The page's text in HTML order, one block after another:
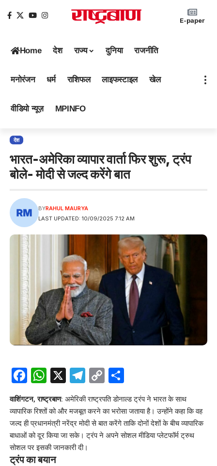
E-paper
Home देश राज्य दुनिया राजनीति
मनोरंजन धर्म राशिफल लाइफस्टाइल खेल
वीडियो न्यूज़ MPINFO
देश
भारत-अमेरिका व्यापार वार्ता फिर शुरू, ट्रंप
बोले- मोदी से जल्द करेंगे बात
LAST UPDATED: 10/09/2025 7:12 AM
BYRAHUL MAURYA
Facebook
WhatsApp
X Telegram
Copy
Link
वाशिंगटन, राष्ट्रबाण: अमेरिकी राष्ट्रपति डोनाल्ड ट्रंप ने भारत के साथ
व्यापारिक रिश्तों को और मजबूत करने का भरोसा जताया है। उन्होंने कहा कि वह
जल्द ही प्रधानमंत्री नरेंद्र मोदी से बात करेंगे ताकि दोनों देशों के बीच व्यापारिक
बाधाओं को दूर किया जा सके। ट्रंप ने अपने सोशल मीडिया प्लेटफॉर्म ट्रुथ
सोशल पर इसकी जानकारी दी।
ट्रंप का बयान